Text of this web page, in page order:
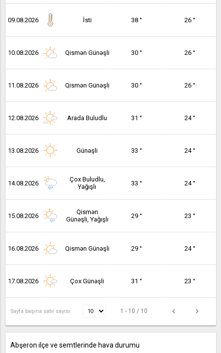
09.08.2026 İsti 38 ° 26 °
10.08.2026 Qismən Günəşli 30 ° 26 °
11.08.2026 Qismən Günəşli 30 ° 26 °
12.08.2026 Arada Buludlu 31 ° 24 °
13.08.2026 Günəşli 33 ° 24 °
14.08.2026
Çox Buludlu,
Yağışlı
33 ° 24 °
15.08.2026
Qismən
Günəşli, Yağışlı
29 ° 23 °
16.08.2026 Qismən Günəşli 29 ° 24 °
17.08.2026 Çox Günəşli 31 ° 23 °
Sayfa başına satır sayısı: 1 - 10 / 10
Abşeron ilçe ve semtlerinde hava durumu